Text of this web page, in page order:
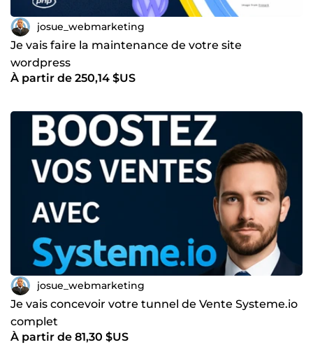
josue_webmarketing
Je vais faire la maintenance de votre site
wordpress
À partir de 250,14 $US
josue_webmarketing
Je vais concevoir votre tunnel de Vente Systeme.io
complet
À partir de 81,30 $US